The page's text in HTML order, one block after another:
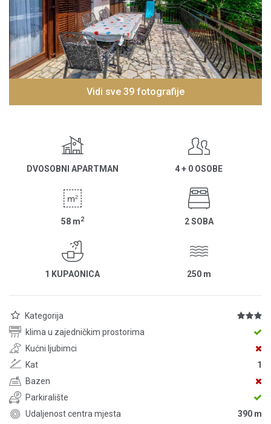
Vidi sve 39 fotografije
DVOSOBNI APARTMAN 4 + 0 OSOBE
58 m2 2 SOBA
1 KUPAONICA 250 m
Kategorija
klima u zajedničkim prostorima
Kućni ljubimci
Kat
1
Bazen
Parkiralište
Udaljenost centra mjesta
390 m